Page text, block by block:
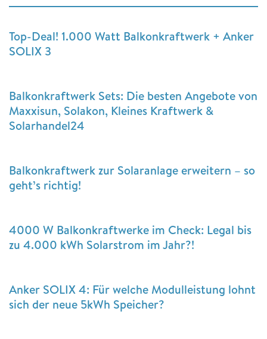
Top-Deal! 1.000 Watt Balkonkraftwerk + Anker
SOLIX 3
Balkonkraftwerk Sets: Die besten Angebote von
Maxxisun, Solakon, Kleines Kraftwerk &
Solarhandel24
Balkonkraftwerk zur Solaranlage erweitern – so
geht’s richtig!
4000 W Balkonkraftwerke im Check: Legal bis
zu 4.000 kWh Solarstrom im Jahr?!
Anker SOLIX 4: Für welche Modulleistung lohnt
sich der neue 5kWh Speicher?